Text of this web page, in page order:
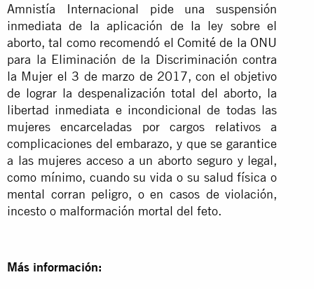
Amnistía Internacional pide una suspensión
inmediata de la aplicación de la ley sobre el
aborto, tal como recomendó el Comité de la ONU
para la Eliminación de la Discriminación contra
la Mujer el 3 de marzo de 2017, con el objetivo
de lograr la despenalización total del aborto, la
libertad inmediata e incondicional de todas las
mujeres encarceladas por cargos relativos a
complicaciones del embarazo, y que se garantice
a las mujeres acceso a un aborto seguro y legal,
como mínimo, cuando su vida o su salud física o
mental corran peligro, o en casos de violación,
incesto o malformación mortal del feto.
Más información: